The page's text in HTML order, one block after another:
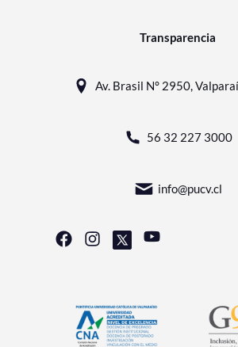
Transparencia
Av. Brasil N° 2950,
56 32 227 3000
info@pucv.cl